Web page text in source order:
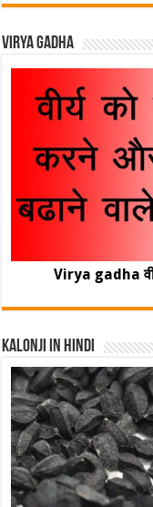
Virya Gadha
Virya gadha
Kalonji In Hindi